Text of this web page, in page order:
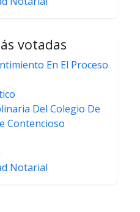
votadas
En El Proceso
Del Colegio De
Contencioso
Notarial